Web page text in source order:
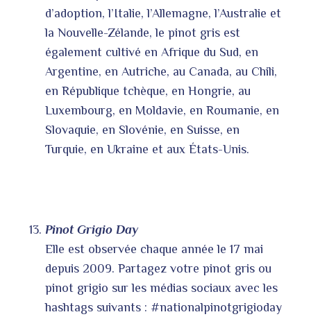
d’adoption, l’Italie, l’Allemagne, l’Australie et
la Nouvelle-Zélande, le pinot gris est
également cultivé en Afrique du Sud, en
Argentine, en Autriche, au Canada, au Chili,
en République tchèque, en Hongrie, au
Luxembourg, en Moldavie, en Roumanie, en
Slovaquie, en Slovénie, en Suisse, en
Turquie, en Ukraine et aux États-Unis.
Pinot Grigio Day
Elle est observée chaque année le 17 mai
depuis 2009. Partagez votre pinot gris ou
pinot grigio sur les médias sociaux avec les
hashtags suivants : #nationalpinotgrigioday